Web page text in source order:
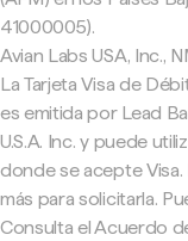
41000005).
Avian Labs USA, Inc.,
La Tarjeta Visa de
es emitida por Lead
U.S.A. Inc. y puede
donde se acepte
más para solicitarla.
Consulta el Acuerdo